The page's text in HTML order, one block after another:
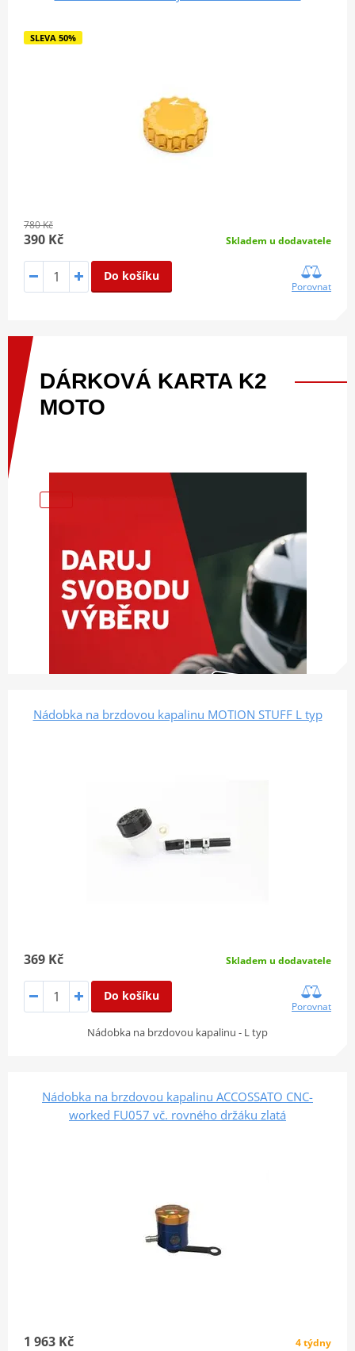
SLEVA 50%
780 Kč
390 Kč Skladem u dodavatele
Do košíku
Porovnat
DÁRKOVÁ KARTA K2
MOTO
Nádobka na brzdovou kapalinu MOTION STUFF L typ
369 Kč Skladem u dodavatele
Do košíku
Porovnat
Nádobka na brzdovou kapalinu - L typ
Nádobka na brzdovou kapalinu ACCOSSATO CNC-
worked FU057 vč. rovného držáku zlatá
1 963 Kč 4 týdny